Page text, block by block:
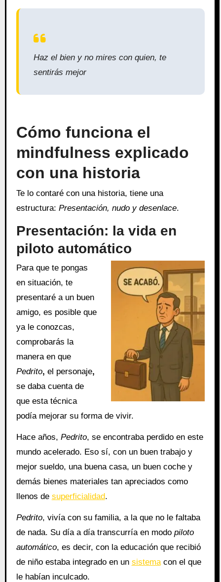
Haz el bien y no mires con quien, te
sentirás mejor
Cómo funciona el
mindfulness explicado
con una historia
Te lo contaré con una historia, tiene una
estructura: Presentación, nudo y desenlace.
Presentación: la vida en
piloto automático
Para que te pongas
en situación, te
presentaré a un buen
amigo, es posible que
ya le conozcas,
comprobarás la
manera en que
Pedrito, el personaje,
se daba cuenta de
que esta técnica
podía mejorar su forma de vivir.
Hace años, Pedrito, se encontraba perdido en este
mundo acelerado. Eso sí, con un buen trabajo y
mejor sueldo, una buena casa, un buen coche y
demás bienes materiales tan apreciados como
llenos de superficialidad.
Pedrito, vivía con su familia, a la que no le faltaba
de nada. Su día a día transcurría en modo piloto
automático, es decir, con la educación que recibió
de niño estaba integrado en un sistemacon el que
le habían inculcado.